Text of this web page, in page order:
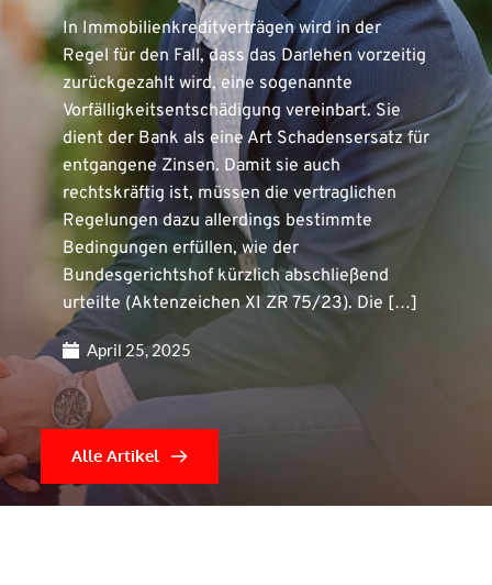
In Immobilienkreditverträgen wird in der
Regel für den Fall, dass das Darlehen vorzeitig
zurückgezahlt wird, eine sogenannte
Vorfälligkeitsentschädigung vereinbart. Sie
dient der Bank als eine Art Schadensersatz für
entgangene Zinsen. Damit sie auch
rechtskräftig ist, müssen die vertraglichen
Regelungen dazu allerdings bestimmte
Bedingungen erfüllen, wie der
Bundesgerichtshof kürzlich abschließend
urteilte (Aktenzeichen XI ZR 75/23). Die […]
April 25, 2025
Alle Artikel